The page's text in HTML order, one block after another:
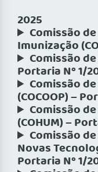
2025
Comissão
Imunização
Comissão
Portaria Nº 1/
Comissão
(COCOOP) –
Comissão
(COHUM) –
Comissão
Novas
Portaria Nº 1/